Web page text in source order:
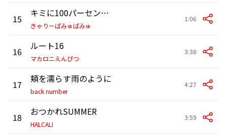
15 キミに100パーセント(アニメヴァージョン)
きゃりーぱみゅぱみゅ
1:06
16 ルート16
マカロニえんぴつ
3:38
17 頬を濡らす雨のように
back number
4:27
18 おつかれSUMMER
HALCALI
3:59